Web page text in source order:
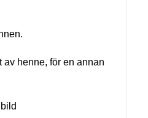
av henne, för en annan